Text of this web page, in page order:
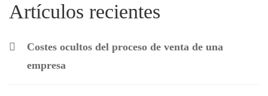
Artículos recientes
Costes ocultos del proceso de venta de una
empresa